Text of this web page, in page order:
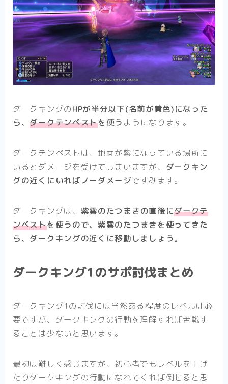
ダークキングのHPが半分以下(名前が黄色)になった
ら、ダークテンペストを使う ようになります。
ダークテンペストは、地面が紫になっている場所に
いるとダメージを受けてしまいますが、 ダークキン
グの近くにいればノーダメージですみます。
ダークキングは、 紫雲のたつまきの直後にダークテ
ンペストを 使うので、紫雲のたつまきを使ってきた
ら、ダークキングの近くに移動しましょう。
ダークキング1のサポ討伐まとめ
ダークキング1の討伐には当然ある程度のレベルは必
要ですが、ダークキングの行動を理解すれば苦戦す
ることは少ないと思います。
最初は難しく感じますが、初心者でもレベルを上げ
たりダークキングの行動になれてくれば倒せると思